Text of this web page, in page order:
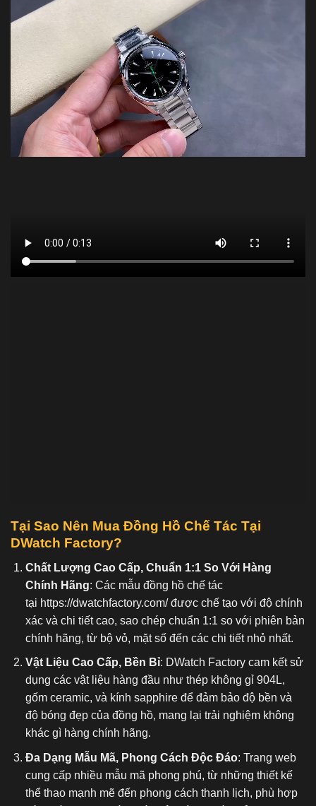
Tại Sao Nên Mua Đồng Hồ Chế Tác Tại
DWatch Factory?
Chất Lượng Cao Cấp, Chuẩn 1:1 So Với Hàng
Chính Hãng: Các mẫu đồng hồ chế tác
tại https://dwatchfactory.com/được chế tạo với độ chính
xác và chi tiết cao, sao chép chuẩn 1:1 so với phiên bản
chính hãng, từ bộ vỏ, mặt số đến các chi tiết nhỏ nhất.
Vật Liệu Cao Cấp, Bền Bỉ: DWatch Factory cam kết sử
dụng các vật liệu hàng đầu như thép không gỉ 904L,
gốm ceramic, và kính sapphire để đảm bảo độ bền và
độ bóng đẹp của đồng hồ, mang lại trải nghiệm không
khác gì hàng chính hãng.
Đa Dạng Mẫu Mã, Phong Cách Độc Đáo: Trang web
cung cấp nhiều mẫu mã phong phú, từ những thiết kế
thể thao mạnh mẽ đến phong cách thanh lịch, phù hợp